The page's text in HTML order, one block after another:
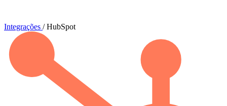
Integrações / HubSpot